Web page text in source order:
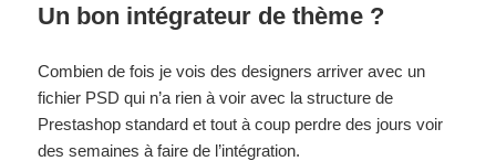
Un bon intégrateur de thème ?
Combien de fois je vois des designers arriver avec un
fichier PSD qui n’a rien à voir avec la structure de
Prestashop standard et tout à coup perdre des jours voir
des semaines à faire de l’intégration.